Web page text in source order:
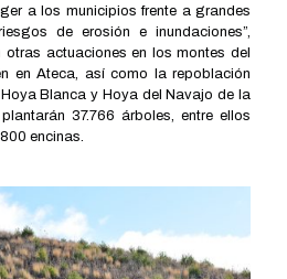
a los municipios frente a grandes
de erosión e inundaciones”,
otras actuaciones en los montes del
en Ateca, así como la repoblación
Hoya Blanca y Hoya del Navajo de la
37.766 árboles, entre ellos
encinas.